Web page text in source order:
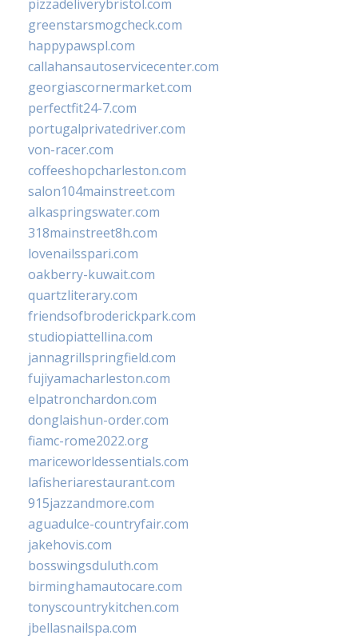
pizzadeliverybristol.com
greenstarsmogcheck.com
happypawspl.com
callahansautoservicecenter.com
georgiascornermarket.com
perfectfit24-7.com
portugalprivatedriver.com
von-racer.com
coffeeshopcharleston.com
salon104mainstreet.com
alkaspringswater.com
318mainstreet8h.com
lovenailsspari.com
oakberry-kuwait.com
quartzliterary.com
friendsofbroderickpark.com
studiopiattellina.com
jannagrillspringfield.com
fujiyamacharleston.com
elpatronchardon.com
donglaishun-order.com
fiamc-rome2022.org
mariceworldessentials.com
lafisheriarestaurant.com
915jazzandmore.com
aguadulce-countryfair.com
jakehovis.com
bosswingsduluth.com
birminghamautocare.com
tonyscountrykitchen.com
jbellasnailspa.com